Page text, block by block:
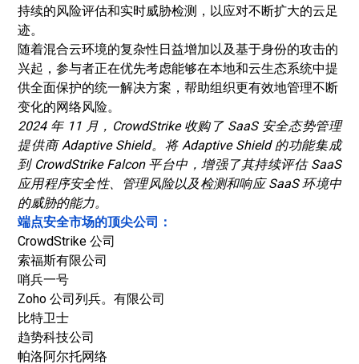
持续的风险评估和实时威胁检测，以应对不断扩大的云足
迹。
随着混合云环境的复杂性日益增加以及基于身份的攻击的
兴起，参与者正在优先考虑能够在本地和云生态系统中提
供全面保护的统一解决方案，帮助组织更有效地管理不断
变化的网络风险。
2024 年 11 月，CrowdStrike 收购了 SaaS 安全态势管理
提供商 Adaptive Shield。将 Adaptive Shield 的功能集成
到 CrowdStrike Falcon 平台中，增强了其持续评估 SaaS
应用程序安全性、管理风险以及检测和响应 SaaS 环境中
的威胁的能力。
端点安全市场的顶尖公司：
CrowdStrike 公司
索福斯有限公司
哨兵一号
Zoho 公司列兵。有限公司
比特卫士
趋势科技公司
帕洛阿尔托网络